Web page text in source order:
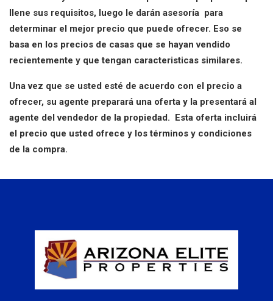
llene sus requisitos, luego le darán asesoría para
determinar el mejor precio que puede ofrecer. Eso se
basa en los precios de casas que se hayan vendido
recientemente y que tengan caracteristicas similares.
Una vez que se usted esté de acuerdo con el precio a
ofrecer, su agente preparará una oferta y la presentará al
agente del vendedor de la propiedad. Esta oferta incluirá
el precio que usted ofrece y los términos y condiciones
de la compra.